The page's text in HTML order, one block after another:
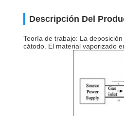
Descripción Del
Teoría de trabajo: La
cátodo. El material vaporizado